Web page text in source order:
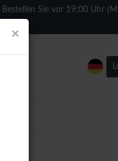
Bestellen Sie vor 19:00 Uhr
×